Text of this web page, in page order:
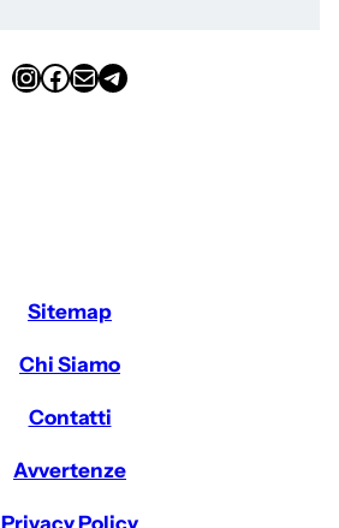
InstagramFacebook Email Telegram
Sitemap
Chi Siamo
Contatti
Avvertenze